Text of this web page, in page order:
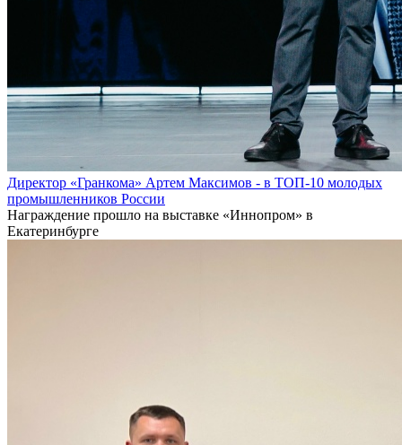
Директор «Гранкома» Артем Максимов - в ТОП-10 молодых
промышленников России
Награждение прошло на выставке «Иннопром» в
Екатеринбурге